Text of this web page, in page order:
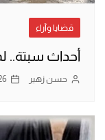
قضايا وآراء
أحداث سبتة..
حسن زهير